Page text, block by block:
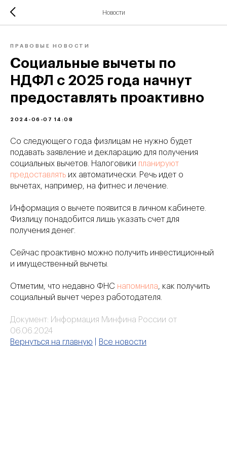
Новости
ПРАВОВЫЕ НОВОСТИ
Социальные вычеты по
НДФЛ с 2025 года начнут
предоставлять проактивно
2024-06-07 14:08
Со следующего года физлицам не нужно будет
подавать заявление и декларацию для получения
социальных вычетов. Налоговики планируют
предоставлять их автоматически. Речь идет о
вычетах, например, на фитнес и лечение.
Информация о вычете появится в личном кабинете.
Физлицу понадобится лишь указать счет для
получения денег.
Сейчас проактивно можно получить инвестиционный
и имущественный вычеты.
Отметим, что недавно ФНС напомнила, как получить
социальный вычет через работодателя.
Документ: Информация Минфина России от
06.06.2024
Вернуться на главную
Все новости